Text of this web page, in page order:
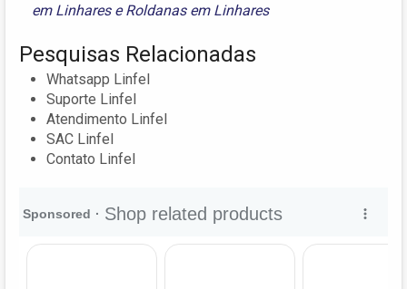
em LinhareseRoldanas em Linhares
Pesquisas Relacionadas
Whatsapp Linfel
Suporte Linfel
Atendimento Linfel
SAC Linfel
Contato Linfel